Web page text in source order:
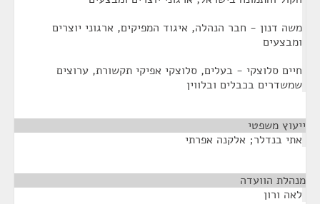
משה דנון - חבר הנהלה, איגוד המפיקים, ארגוני יוצרים
ומבצעים
חיים סלוצקי - בעלים, סלוצקי אפיקי תקשורת, ערוצים
שמשדרים בכבלים ובלווין
ייעוץ משפטי
אתי בנדלר; אלקנה אפרתי
מנהלת הוועדה
לאה ורון